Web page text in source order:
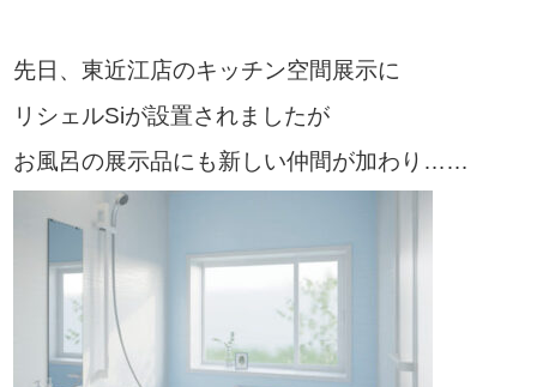
先日、東近江店のキッチン空間展示に
リシェルSiが設置されましたが
お風呂の展示品にも新しい仲間が加わり……